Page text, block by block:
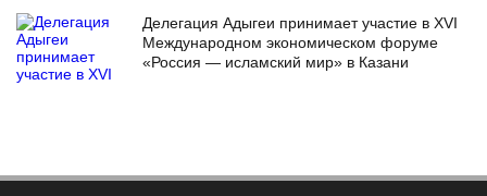
Делегация Адыгеи принимает участие в XVI
Международном экономическом форуме
«Россия — исламский мир» в Казани